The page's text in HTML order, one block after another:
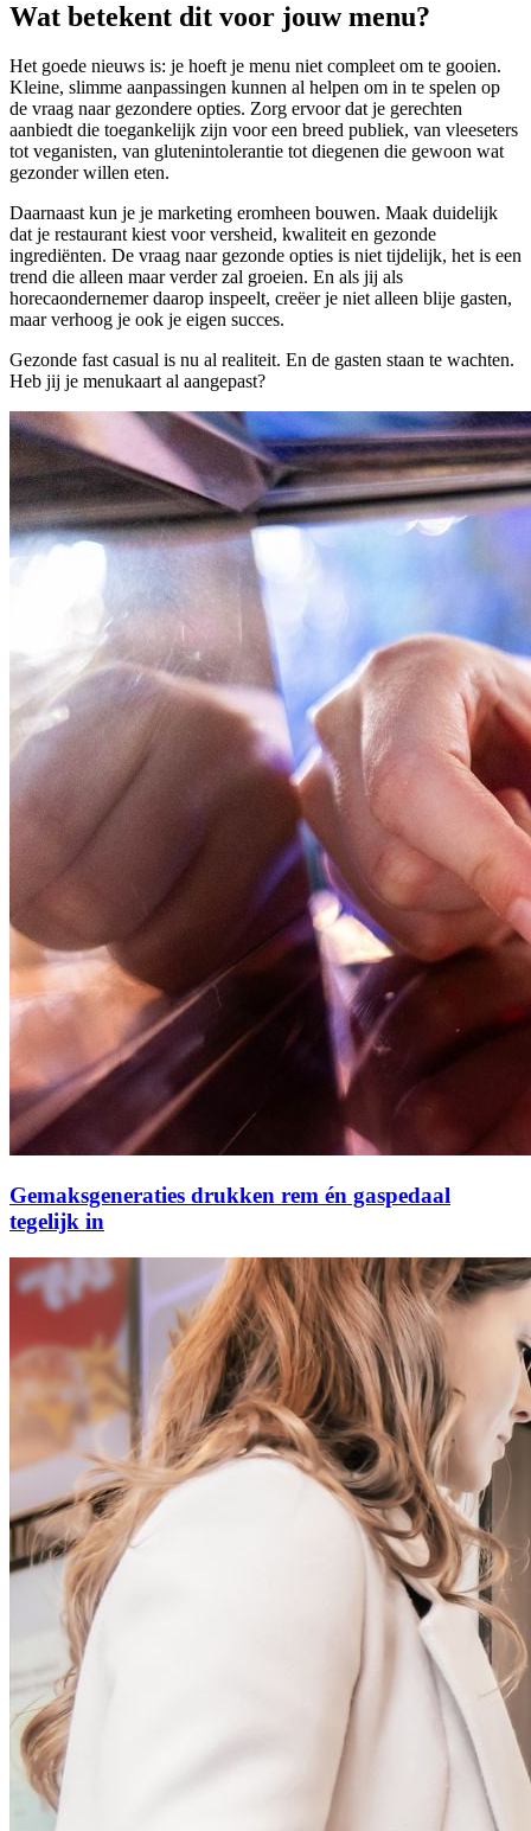
Wat betekent dit voor jouw menu?
Het goede nieuws is: je hoeft je menu niet compleet om te gooien.
Kleine, slimme aanpassingen kunnen al helpen om in te spelen op
de vraag naar gezondere opties. Zorg ervoor dat je gerechten
aanbiedt die toegankelijk zijn voor een breed publiek, van vleeseters
tot veganisten, van glutenintolerantie tot diegenen die gewoon wat
gezonder willen eten.
Daarnaast kun je je marketing eromheen bouwen. Maak duidelijk
dat je restaurant kiest voor versheid, kwaliteit en gezonde
ingrediënten. De vraag naar gezonde opties is niet tijdelijk, het is een
trend die alleen maar verder zal groeien. En als jij als
horecaondernemer daarop inspeelt, creëer je niet alleen blije gasten,
maar verhoog je ook je eigen succes.
Gezonde fast casual is nu al realiteit. En de gasten staan te wachten.
Heb jij je menukaart al aangepast?
Gemaksgeneraties drukken rem én gaspedaal
tegelijk in